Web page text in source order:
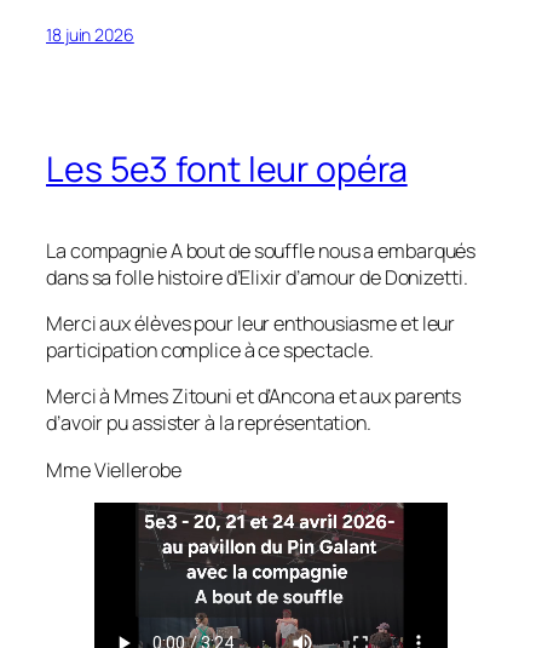
18 juin 2026
Les 5e3 font leur opéra
La compagnie A bout de souffle nous a embarqués
dans sa folle histoire d’Elixir d’amour de Donizetti.
Merci aux élèves pour leur enthousiasme et leur
participation complice à ce spectacle.
Merci à Mmes Zitouni et d’Ancona et aux parents
d’avoir pu assister à la représentation.
Mme Viellerobe